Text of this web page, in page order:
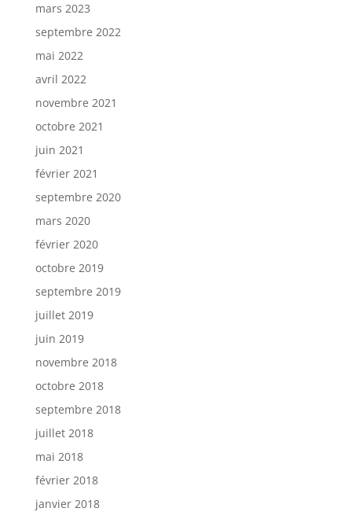
mars 2023
septembre 2022
mai 2022
avril 2022
novembre 2021
octobre 2021
juin 2021
février 2021
septembre 2020
mars 2020
février 2020
octobre 2019
septembre 2019
juillet 2019
juin 2019
novembre 2018
octobre 2018
septembre 2018
juillet 2018
mai 2018
février 2018
janvier 2018